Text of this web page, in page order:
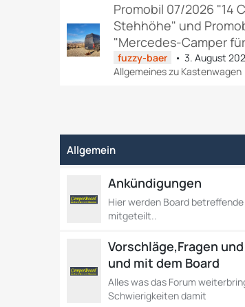
Promobil 07/2026 "14
Stehhöhe" und
"Mercedes-Camper
fuzzy-baer
3. August
Allgemeines zu Kastenwagen
Allgemein
Ankündigungen
Hier werden Board
mitgeteilt..
Vorschläge,Fragen
und mit dem Board
Alles was das Forum
Schwierigkeiten damit